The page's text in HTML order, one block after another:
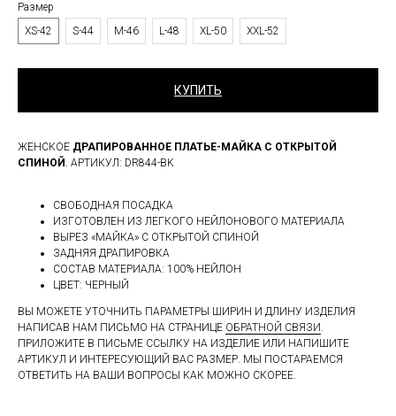
Размер
XS-42
S-44 M-46 L-48 XL-50 XXL-52
КУПИТЬ
ЖЕНСКОЕ ДРАПИРОВАННОЕ ПЛАТЬЕ-МАЙКА С ОТКРЫТОЙ
СПИНОЙ . АРТИКУЛ: DR844-BK
СВОБОДНАЯ ПОСАДКА
ИЗГОТОВЛЕН ИЗ ЛЕГКОГО НЕЙЛОНОВОГО МАТЕРИАЛА
ВЫРЕЗ «МАЙКА» С ОТКРЫТОЙ СПИНОЙ
ЗАДНЯЯ ДРАПИРОВКА
СОСТАВ МАТЕРИАЛА: 100% НЕЙЛОН
ЦВЕТ: ЧЕРНЫЙ
ВЫ МОЖЕТЕ УТОЧНИТЬ ПАРАМЕТРЫ ШИРИН И ДЛИНУ ИЗДЕЛИЯ
НАПИСАВ НАМ ПИСЬМО НА СТРАНИЦЕ ОБРАТНОЙ СВЯЗИ.
ПРИЛОЖИТЕ В ПИСЬМЕ ССЫЛКУ НА ИЗДЕЛИЕ ИЛИ НАПИШИТЕ
АРТИКУЛ И ИНТЕРЕСУЮЩИЙ ВАС РАЗМЕР. МЫ ПОСТАРАЕМСЯ
ОТВЕТИТЬ НА ВАШИ ВОПРОСЫ КАК МОЖНО СКОРЕЕ.